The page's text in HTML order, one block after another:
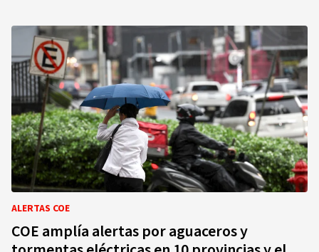
ALERTAS COE
COE amplía alertas por aguaceros y